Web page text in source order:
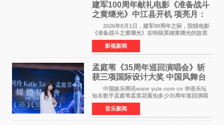
建军100周年献礼电影《准备战斗
之黄继光》中江县开机 项亮月：
以光影为笔，书写英雄赞歌
2026年8月1日，建军99周年之际，院线电影
《准备战斗之黄继光》在特级英雄黄继光的故里
——四川省德阳市中江县黄继光出生地正式开
机。本片出品人、总制片人项亮月主持开机仪
式，&zwnj;特级英雄
影视新闻
孟庭苇《35周年巡回演唱会》斩
获三项国际设计大奖 中国风舞台
美学获全球认可
中国娱乐网讯www yule com cn 华语乐坛
知名歌手孟庭苇孟里花落知多少35周年巡回演唱
会再传喜讯。该演唱会先后荣获美国MUSE
Creative Awards白金奖（Platinum Winner）、
英国London Design
音乐新闻